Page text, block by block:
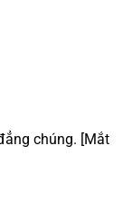
chúng. [Mắt